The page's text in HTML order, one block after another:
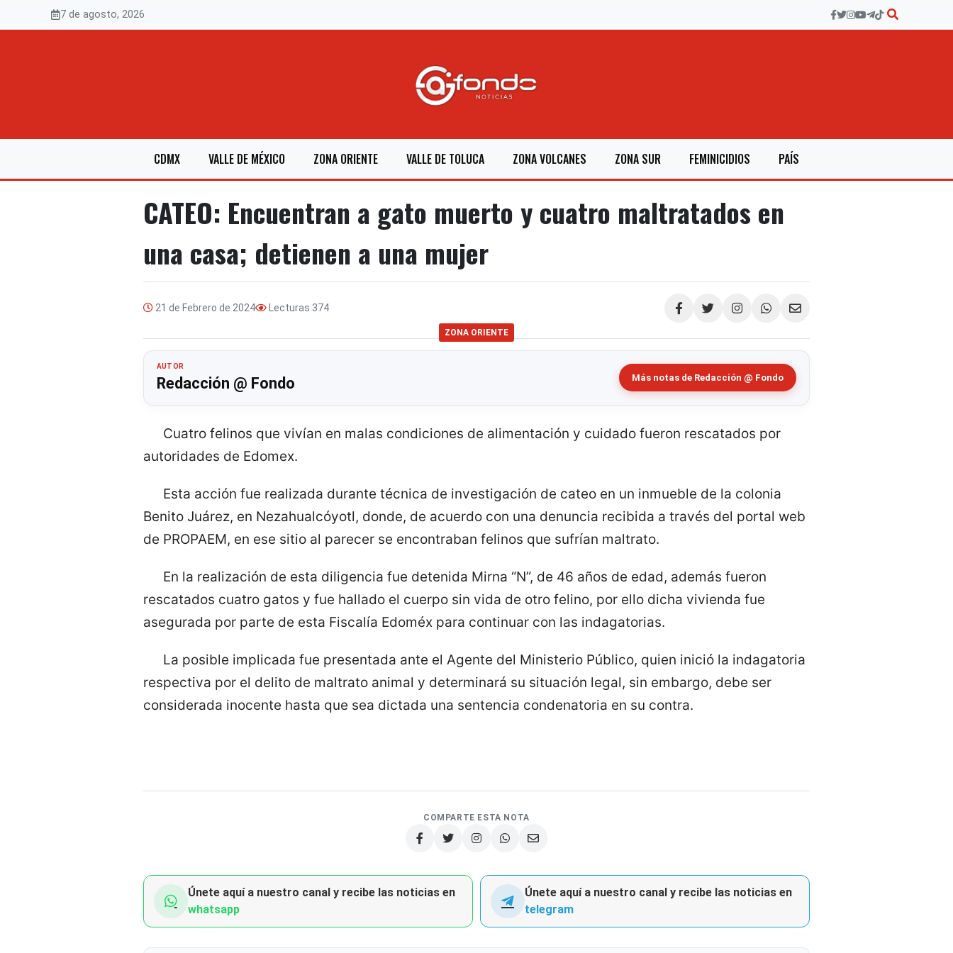
7 de agosto, 2026
CDMX VALLE DE MÉXICO ZONA ORIENTE VALLE DE TOLUCA ZONA VOLCANES ZONA SUR FEMINICIDIOS PAÍS
CATEO: Encuentran a gato muerto y cuatro maltratados en
una casa; detienen a una mujer
21 de Febrero de 2024 Lecturas 374
Compartir
ZONA ORIENTE
AUTOR
Redacción @ Fondo Más notas de Redacción @ Fondo
Cuatro felinos que vivían en malas condiciones de alimentación y cuidado fueron rescatados por
autoridades de Edomex.
Esta acción fue realizada durante técnica de investigación de cateo en un inmueble de la colonia
Benito Juárez, en Nezahualcóyotl, donde, de acuerdo con una denuncia recibida a través del portal web
de PROPAEM, en ese sitio al parecer se encontraban felinos que sufrían maltrato.
En la realización de esta diligencia fue detenida Mirna “N”, de 46 años de edad, además fueron
rescatados cuatro gatos y fue hallado el cuerpo sin vida de otro felino, por ello dicha vivienda fue
asegurada por parte de esta Fiscalía Edoméx para continuar con las indagatorias.
La posible implicada fue presentada ante el Agente del Ministerio Público, quien inició la indagatoria
respectiva por el delito de maltrato animal y determinará su situación legal, sin embargo, debe ser
considerada inocente hasta que sea dictada una sentencia condenatoria en su contra.
COMPARTE ESTA NOTA
Únete aquí a nuestro canal y recibe las noticias en
whatsapp
Únete aquí a nuestro canal y recibe las noticias en
telegram